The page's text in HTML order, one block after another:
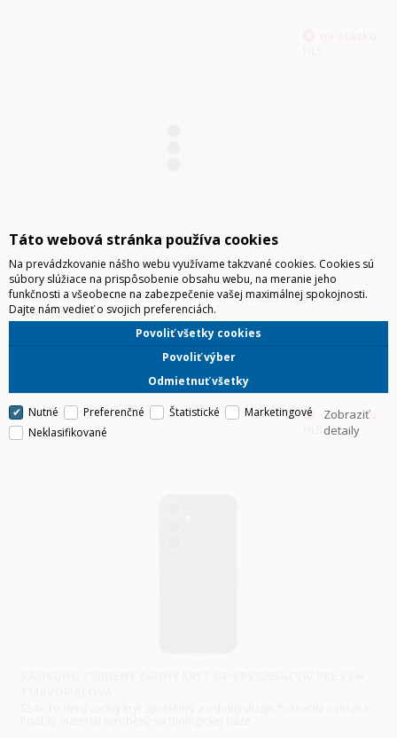
SAMSUNG TVRDENÝ ZADNÝ KRYT GP-FPS926SACJW PRE S24+,
SVETLOŠEDÁ
S24+ Tvrdený zadný kryt Spoľahlivý a odolný dizajn Pokročilá ochrana
Použitý materiál vyrobený na biologickej báze
Táto webová stránka používa cookies
Na prevádzkovanie nášho webu využívame takzvané cookies. Cookies sú
súbory slúžiace na prispôsobenie obsahu webu, na meranie jeho
funkčnosti a všeobecne na zabezpečenie vašej maximálnej spokojnosti.
Dajte nám vedieť o svojich preferenciách.
Odmietnuť všetky
Povoliť výber
Povoliť všetky cookies
Nutné Preferenčné Štatistické
Marketingové
Neklasifikované
Zobraziť
detaily